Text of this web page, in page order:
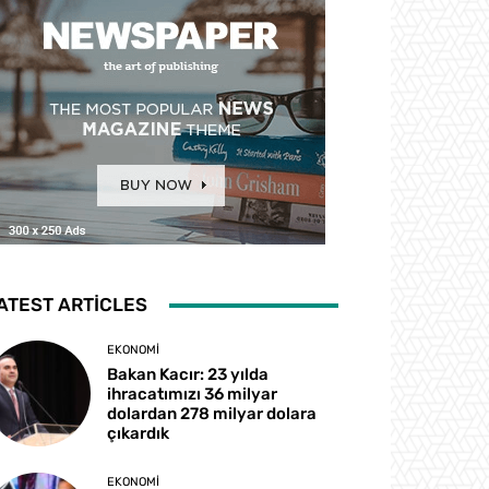
ARTICLES
EKONOMI
Bakan Kacır: 23 yılda
ihracatımızı 36 milyar
dolardan 278 milyar dolara
çıkardık
EKONOMI